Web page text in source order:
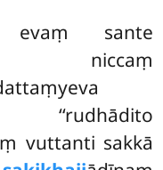
sante
niccaṃ
vuttanti sakkā